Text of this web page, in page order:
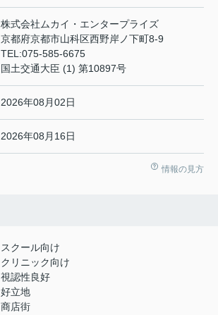
株式会社ムカイ・エンタープライズ
京都府京都市山科区西野岸ノ下町8-9
TEL:075-585-6675
国土交通大臣 (1) 第10897号
2026年08月02日
2026年08月16日
情報の見方
スクール向け
クリニック向け
視認性良好
好立地
商店街